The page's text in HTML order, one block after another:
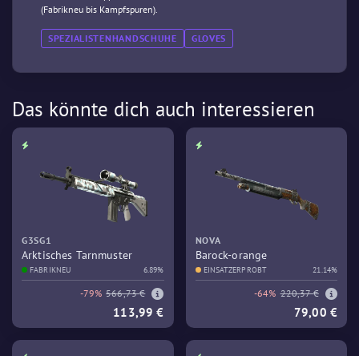
(Fabrikneu bis Kampfspuren).
SPEZIALISTENHANDSCHUHE GLOVES
Das könnte dich auch interessieren
G3SG1
Arktisches Tarnmuster
FABRIKNEU 6.89%
-79% 566,73 €
113,99 €
NOVA
Barock-orange
EINSATZERPROBT 21.14%
-64% 220,37 €
79,00 €